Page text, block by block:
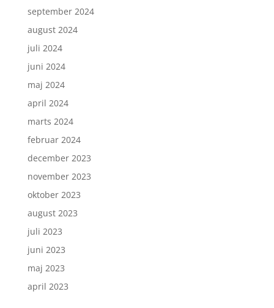
september 2024
august 2024
juli 2024
juni 2024
maj 2024
april 2024
marts 2024
februar 2024
december 2023
november 2023
oktober 2023
august 2023
juli 2023
juni 2023
maj 2023
april 2023